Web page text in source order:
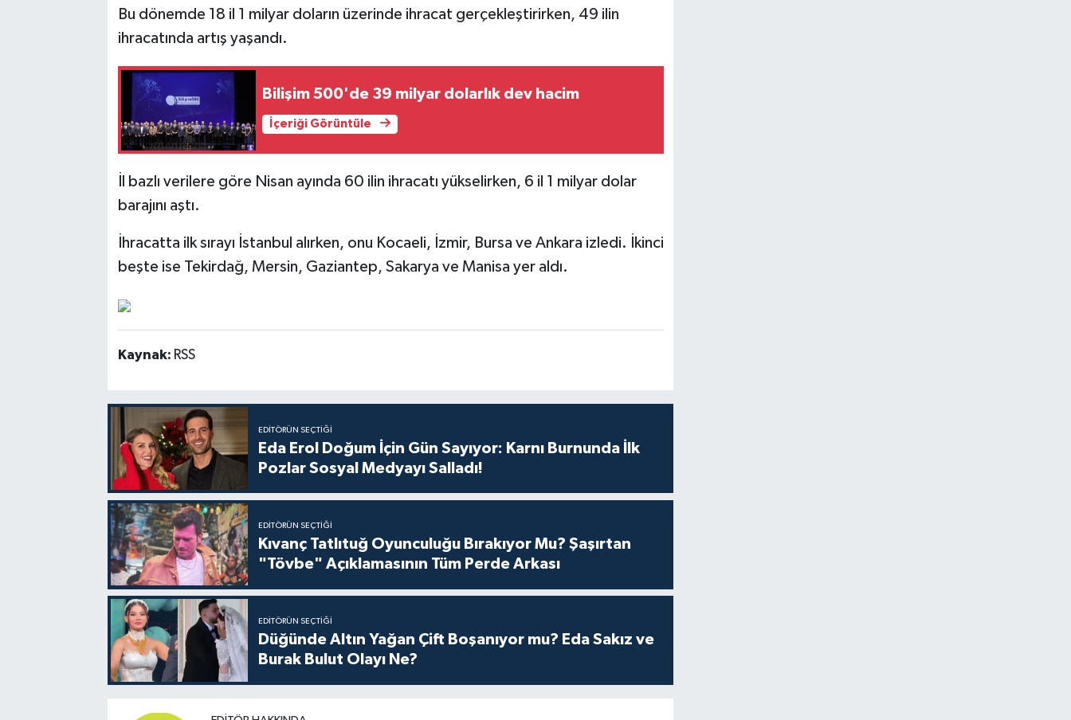
Bu dönemde 18 il 1 milyar doların üzerinde ihracat gerçekleştirirken, 49 ilin
ihracatında artış yaşandı.
Bilişim 500'de 39 milyar dolarlık dev hacim
İçeriği Görüntüle
İl bazlı verilere göre Nisan ayında 60 ilin ihracatı yükselirken, 6 il 1 milyar dolar
barajını aştı.
İhracatta ilk sırayı İstanbul alırken, onu Kocaeli, İzmir, Bursa ve Ankara izledi. İkinci
beşte ise Tekirdağ, Mersin, Gaziantep, Sakarya ve Manisa yer aldı.
Kaynak: RSS
EDITÖRÜN SEÇTIĞI
Eda Erol Doğum İçin Gün Sayıyor: Karnı Burnunda İlk
Pozlar Sosyal Medyayı Salladı!
EDITÖRÜN SEÇTIĞI
Kıvanç Tatlıtuğ Oyunculuğu Bırakıyor Mu? Şaşırtan
"Tövbe" Açıklamasının Tüm Perde Arkası
EDITÖRÜN SEÇTIĞI
Düğünde Altın Yağan Çift Boşanıyor mu? Eda Sakız ve
Burak Bulut Olayı Ne?